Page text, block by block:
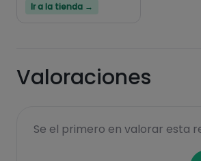
Ir a la tienda →
Valoraciones
Se el primero en valorar esta